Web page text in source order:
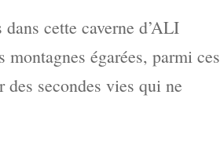
cette caverne d’ALI
égarées, parmi ces
secondes vies qui ne